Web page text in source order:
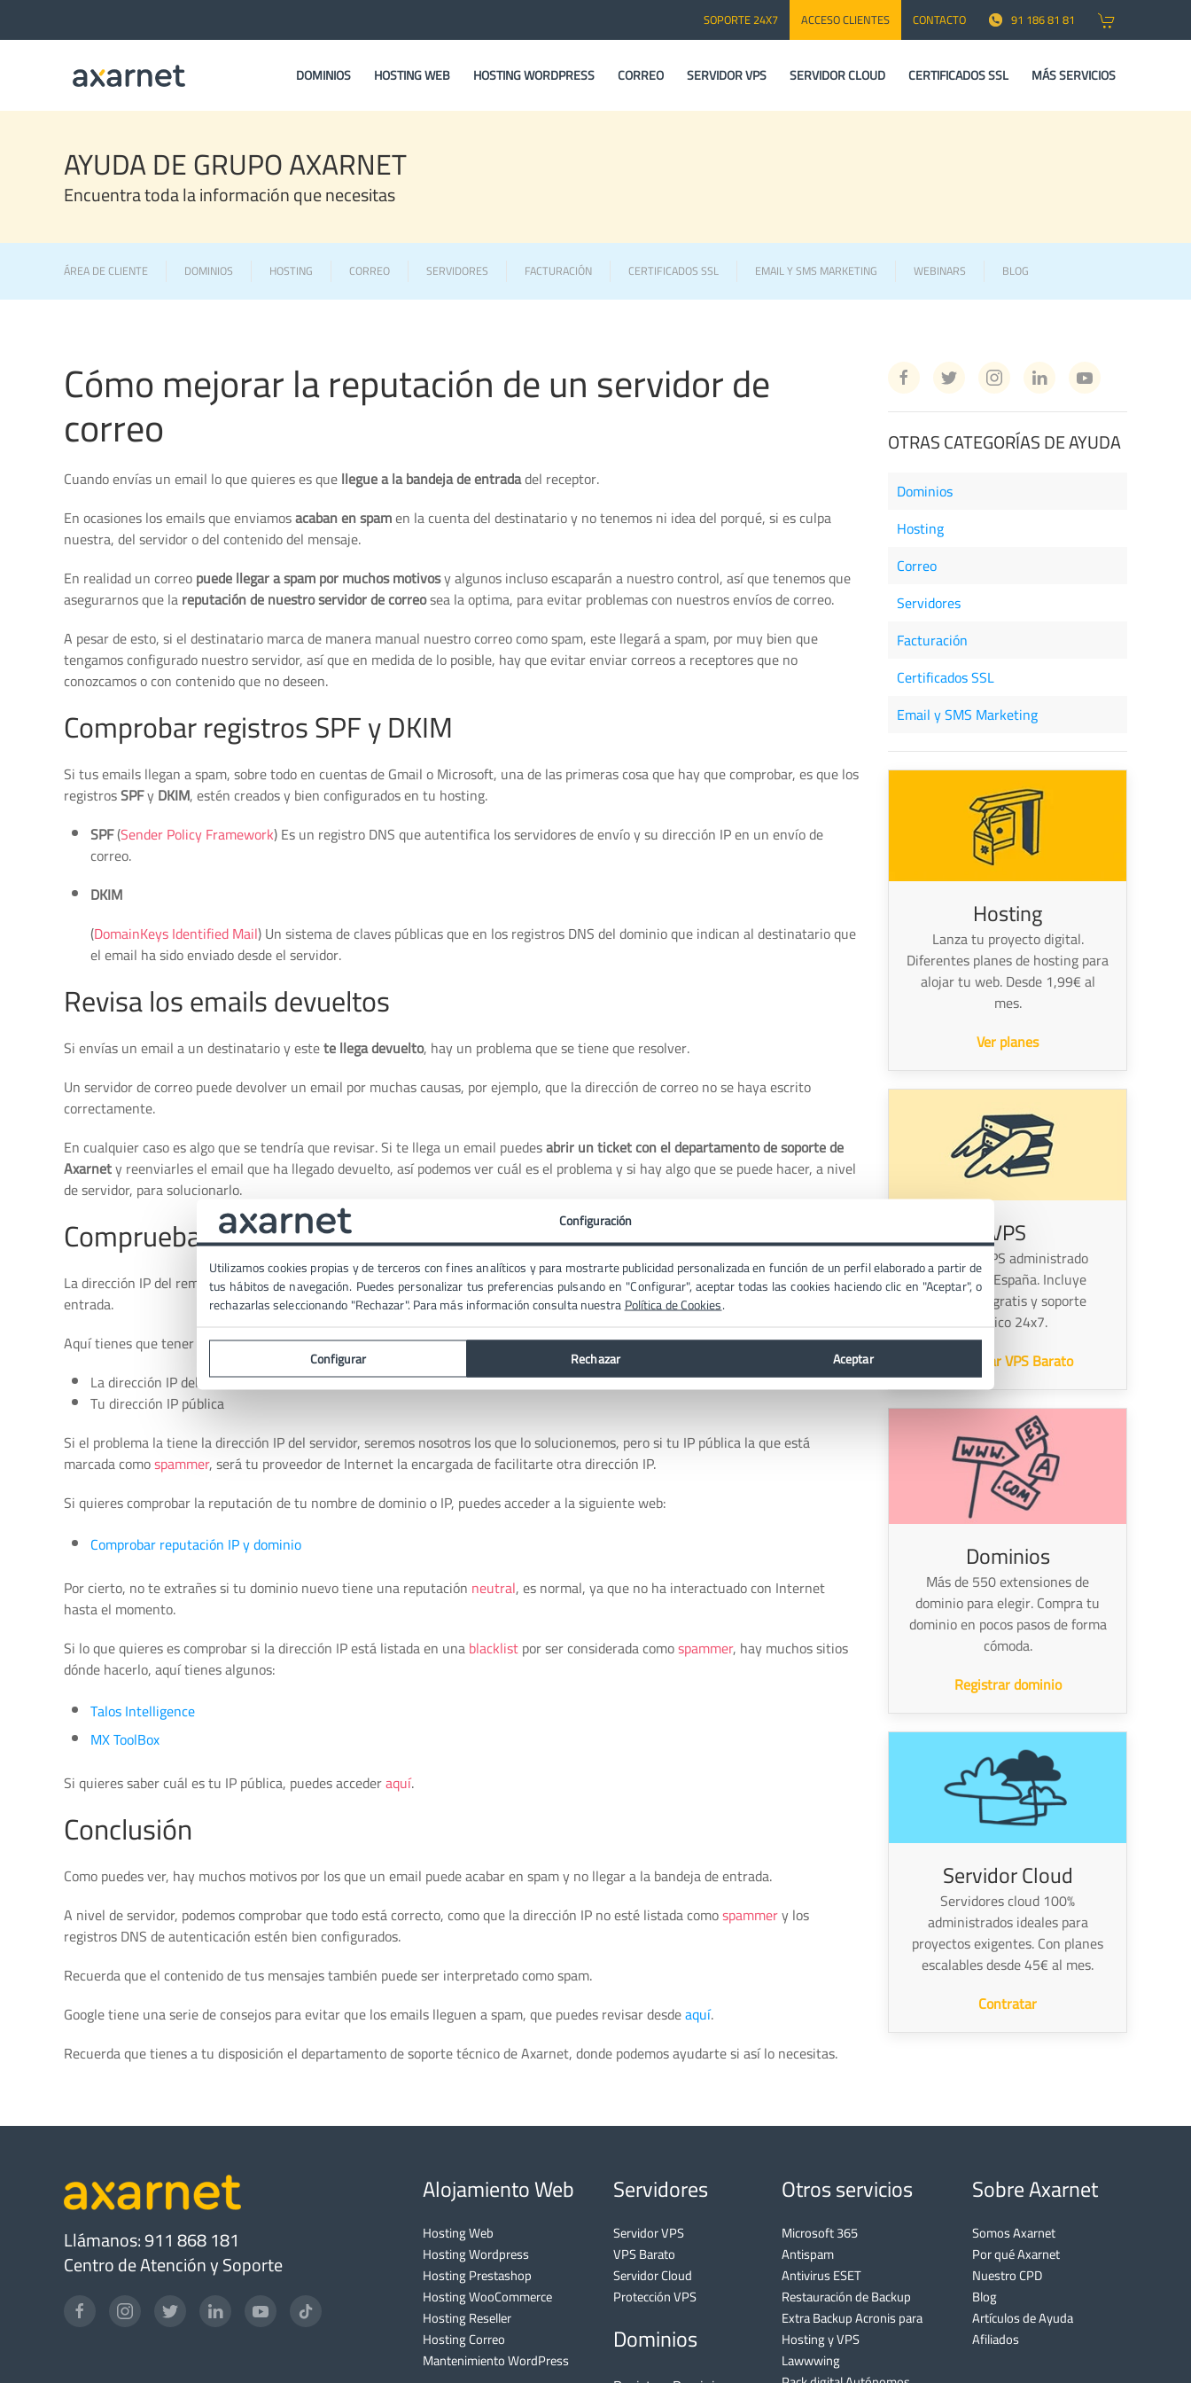
SOPORTE 24X7 ACCESO CLIENTES CONTACTO 91 186 81 81
DOMINIOS HOSTING WEB HOSTING WORDPRESS CORREO SERVIDOR VPS SERVIDOR CLOUD CERTIFICADOS SSL MÁS SERVICIOS
AYUDA DE GRUPO AXARNET
Encuentra toda la información que necesitas
ÁREA DE CLIENTE DOMINIOS HOSTING CORREO SERVIDORES FACTURACIÓN CERTIFICADOS SSL EMAIL Y SMS MARKETING WEBINARS BLOG
Cómo mejorar la reputación de un servidor de
correo
Cuando envías un email lo que quieres es quellegue a la bandeja de entradadel receptor.
En ocasiones los emails que enviamosacaban en spamen la cuenta del destinatario y no tenemos ni idea del porqué, si es culpa
nuestra, del servidor o del contenido del mensaje.
En realidad un correopuede llegar a spam por muchos motivosy algunos incluso escaparán a nuestro control, así que tenemos que
asegurarnos que lareputación de nuestro servidor de correosea la optima, para evitar problemas con nuestros envíos de correo.
A pesar de esto, si el destinatario marca de manera manual nuestro correo como spam, este llegará a spam, por muy bien que
tengamos configurado nuestro servidor, así que en medida de lo posible, hay que evitar enviar correos a receptores que no
conozcamos o con contenido que no deseen.
Comprobar registros SPF y DKIM
Si tus emails llegan a spam, sobre todo en cuentas de Gmail o Microsoft, una de las primeras cosa que hay que comprobar, es que los
registrosSPFyDKIM, estén creados y bien configurados en tu hosting.
SPF(Sender Policy Framework) Es un registro DNS que autentifica los servidores de envío y su dirección IP en un envío de
correo.
DKIM
(DomainKeys Identified Mail) Un sistema de claves públicas que en los registros DNS del dominio que indican al destinatario que
el email ha sido enviado desde el servidor.
Revisa los emails devueltos
Si envías un email a un destinatario y estete llega devuelto, hay un problema que se tiene que resolver.
Un servidor de correo puede devolver un email por muchas causas, por ejemplo, que la dirección de correo no se haya escrito
correctamente.
En cualquier caso es algo que se tendría que revisar. Si te llega un email puedesabrir un ticket con el departamento de soporte de
Axarnety reenviarles el email que ha llegado devuelto, así podemos ver cuál es el problema y si hay algo que se puede hacer, a nivel
de servidor, para solucionarlo.
Comprueba la dirección IP
La dirección IP del remitente del correo, también puede ser la causante de que el email llegue a spam en lugar de la bandeja de
entrada.
Aquí tienes que tener en cuenta 2 cosas:
La dirección IP del servidor
Tu dirección IP pública
Si el problema la tiene la dirección IP del servidor, seremos nosotros los que lo solucionemos, pero si tu IP pública la que está
marcada comospammer, será tu proveedor de Internet la encargada de facilitarte otra dirección IP.
Si quieres comprobar la reputación de tu nombre de dominio o IP, puedes acceder a la siguiente web:
Comprobar reputación IP y dominio
Por cierto, no te extrañes si tu dominio nuevo tiene una reputación neutral, es normal, ya que no ha interactuado con Internet
hasta el momento.
Si lo que quieres es comprobar si la dirección IP está listada en unablacklistpor ser considerada comospammer, hay muchos sitios
dónde hacerlo, aquí tienes algunos:
Talos Intelligence
MX ToolBox
Si quieres saber cuál es tu IP pública, puedes accederaquí.
Conclusión
Como puedes ver, hay muchos motivos por los que un email puede acabar en spam y no llegar a la bandeja de entrada.
A nivel de servidor, podemos comprobar que todo está correcto, como que la dirección IP no esté listada comospammery los
registros DNS de autenticación estén bien configurados.
Recuerda que el contenido de tus mensajes también puede ser interpretado como spam.
Google tiene una serie de consejos para evitar que los emails lleguen a spam, que puedes revisar desdeaquí.
Recuerda que tienes a tu disposición el departamento de soporte técnico de Axarnet, donde podemos ayudarte si así lo necesitas.
OTRAS CATEGORÍAS DE AYUDA
Dominios
Hosting
Correo
Servidores
Facturación
Certificados SSL
Email y SMS Marketing
Hosting
Lanza tu proyecto digital.
Diferentes planes de hosting para
alojar tu web. Desde 1,99€ al
mes.
Ver planes
VPS
Servidor VPS administrado
alojado en España. Incluye
migración gratis y soporte
técnico 24x7.
Contratar VPS Barato
Dominios
Más de 550 extensiones de
dominio para elegir. Compra tu
dominio en pocos pasos de forma
cómoda.
Registrar dominio
Servidor Cloud
Servidores cloud 100%
administrados ideales para
proyectos exigentes. Con planes
escalables desde 45€ al mes.
Contratar
Llámanos: 911 868 181
Centro de Atención y Soporte
Alojamiento Web
Hosting Web
Hosting Wordpress
Hosting Prestashop
Hosting WooCommerce
Hosting Reseller
Hosting Correo
Mantenimiento WordPress
Servidores
Servidor VPS
VPS Barato
Servidor Cloud
Protección VPS
Dominios
Otros servicios
Microsoft 365
Antispam
Antivirus ESET
Restauración de Backup
Extra Backup Acronis para
Hosting y VPS
Lawwwing
Sobre Axarnet
Somos Axarnet
Por qué Axarnet
Nuestro CPD
Blog
Artículos de Ayuda
Afiliados
Configuración
Utilizamos cookies propias y de terceros con fines analíticos y para mostrarte publicidad personalizada en función de un perfil elaborado a partir de
tus hábitos de navegación. Puedes personalizar tus preferencias pulsando en "Configurar", aceptar todas las cookies haciendo clic en "Aceptar", o
rechazarlas seleccionando "Rechazar". Para más información consulta nuestraPolítica de Cookies.
Configurar Rechazar Aceptar